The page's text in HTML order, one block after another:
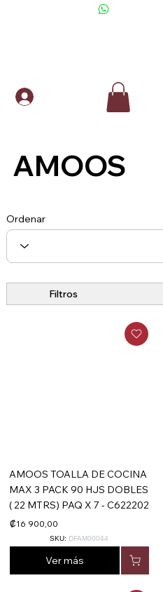
AMOOS TOALLA DE COCINA
MAX 3 PACK 90 HJS DOBLES
( 22 MTRS) PAQ X 7 - C622202
₡16 900,00
Ver más
SKU: DFAM00044
AMOOS
Filtros
Ordenar